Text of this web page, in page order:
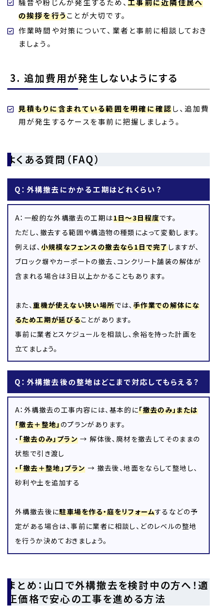
騒音や粉じんが発生するため、 工事前に近隣住民へ
の挨拶を行うことが大切です。
作業時間や対策について、業者と事前に相談しておき
ましょう。
3. 追加費用が発生しないようにする
見積もりに含まれている範囲を明確に確認し、追加費
用が発生するケースを事前に把握しましょう。
よくある質問（FAQ）
Q：外構撤去にかかる工期はどれくらい？
A：一般的な外構撤去の工期は1日～3日程度です。
ただし、撤去する範囲や構造物の種類によって変動します。
例えば、 小規模なフェンスの撤去なら1日で完了しますが、
ブロック塀やカーポートの撤去、コンクリート舗装の解体が
含まれる場合は3日以上かかることもあります。
また、重機が使えない狭い場所では、 手作業での解体にな
るため工期が延びることがあります。
事前に業者とスケジュールを相談し、余裕を持った計画を
立てましょう。
Q：外構撤去後の整地はどこまで対応してもらえる？
A：外構撤去の工事内容には、基本的に「撤去のみ」または
「撤去＋整地」のプランがあります。
・「撤去のみ」プラン → 解体後、廃材を撤去してそのままの
状態で引き渡し
・「撤去＋整地」プラン → 撤去後、地面をならして整地し、
砂利や土を追加する
外構撤去後に駐車場を作る・庭をリフォームするなどの予
定がある場合は、事前に業者に相談し、どのレベルの整地
を行うか決めておきましょう。
まとめ：山口で外構撤去を検討中の方へ！適
正価格で安心の工事を進める方法